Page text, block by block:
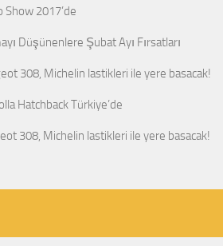
2017’de
Düşünenlere Şubat Ayı Fırsatları
308, Michelin lastikleri ile yere basacak!
Hatchback Türkiye’de
308, Michelin lastikleri ile yere basacak!